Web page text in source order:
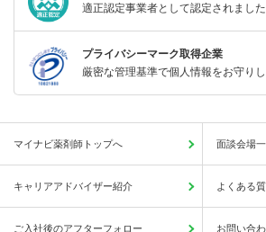
適正認定事業者として認定されました
プライバシーマーク取得企業
厳密な管理基準で個人情報をお守りし
マイナビ薬剤師トップへ 面談会場
キャリアアドバイザー紹介 よくある
ご入社後のアフターフォロー お問い合